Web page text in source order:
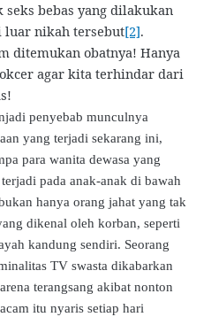
bebas yang dilakukan
luar nikah tersebut[2].
ditemukan obatnya! Hanya
agar kita terhindar dari
penyebab munculnya
yang terjadi sekarang ini,
para wanita dewasa yang
pada anak-anak di bawah
hanya orang jahat yang tak
dikenal oleh korban, seperti
kandung sendiri. Seorang
TV swasta dikabarkan
terangsang akibat nonton
itu nyaris setiap hari